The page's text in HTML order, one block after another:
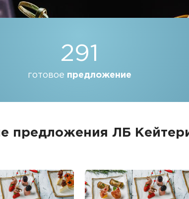
291
готовое предложение
предложения ЛБ